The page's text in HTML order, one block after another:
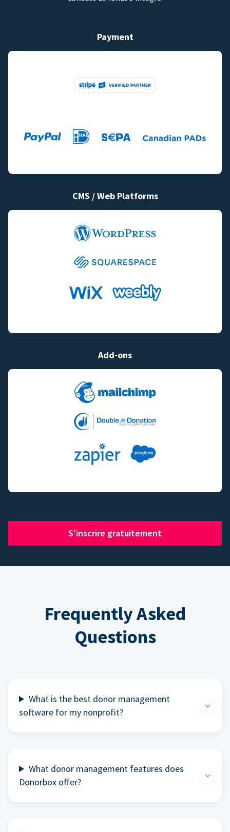
Payment
CMS / Web Platforms
Add-ons
S'inscrire gratuitement
Frequently Asked
Questions
What is the best donor management
software for my nonprofit?
What donor management features does
Donorbox offer?